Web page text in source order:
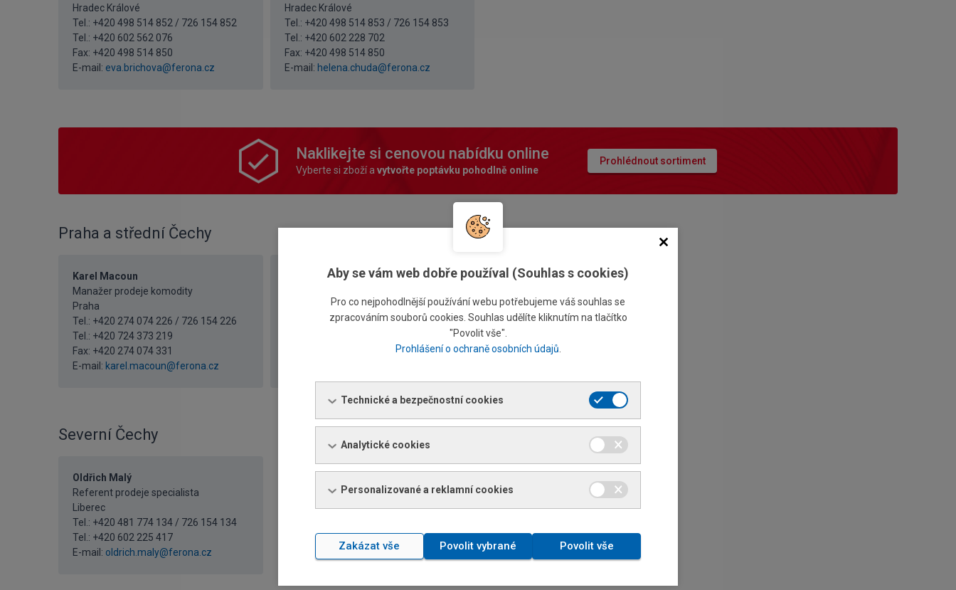
Hradec Králové
Tel.: +420 498 514 852 / 726 154 852
Tel.: +420 602 562 076
Fax: +420 498 514 850
E-mail: eva.brichova@ferona.cz
Hradec Králové
Tel.: +420 498 514 853 / 726 154 853
Tel.: +420 602 228 702
Fax: +420 498 514 850
E-mail: helena.chuda@ferona.cz
Naklikejte si cenovou nabídku online
Vyberte si zboží avytvořte poptávku pohodlně online
Prohlédnout sortiment
Praha a střední Čechy
Karel Macoun
Manažer prodeje komodity
Praha
Tel.: +420 274 074 226 / 726 154 226
Tel.: +420 724 373 219
Fax: +420 274 074 331
E-mail: karel.macoun@ferona.cz
Petr Pecka
Tel.: +420 274 074 274 / 726 154 274
Severní Čechy
Oldřich Malý
Referent prodeje specialista
Liberec
Tel.: +420 481 774 134 / 726 154 134
Tel.: +420 602 225 417
E-mail: oldrich.maly@ferona.cz
Aby se vám web dobře používal (Souhlas s cookies)
Pro co nejpohodlnější používání webu potřebujeme váš souhlas se
zpracováním souborů cookies. Souhlas udělíte kliknutím na tlačítko
"Povolit vše".
Prohlášení o ochraně osobních údajů
Technické a bezpečnostní cookies
Analytické cookies
Personalizované a reklamní cookies
Povolit vše
Zakázat vše Povolit vybrané